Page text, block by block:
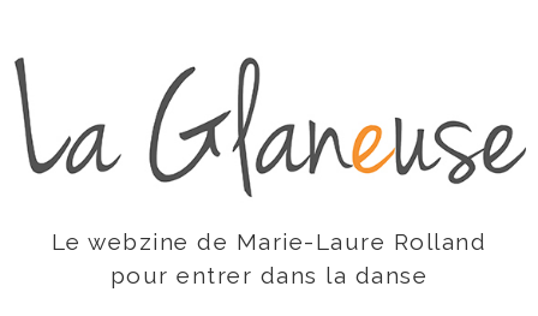
Le webzine de Marie-Laure Rolland
pour entrer dans la danse